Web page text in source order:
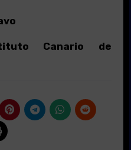
Canario de